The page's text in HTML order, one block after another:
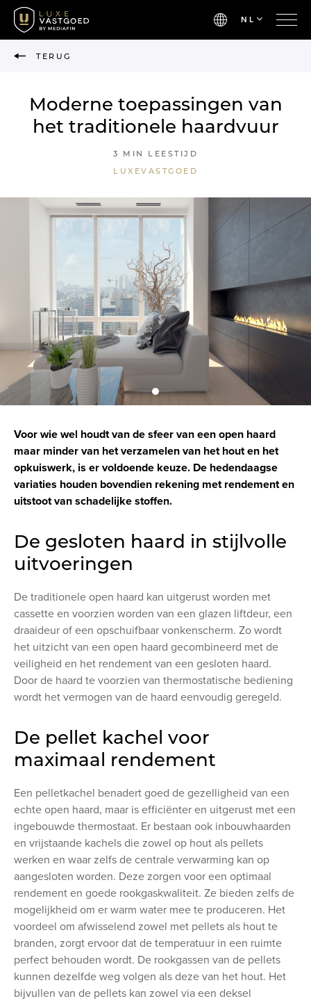
NL
TERUG
Moderne toepassingen van
het traditionele haardvuur
3 MIN LEESTIJD
LUXEVASTGOED
Voor wie wel houdt van de sfeer van een open haard
maar minder van het verzamelen van het hout en het
opkuiswerk, is er voldoende keuze. De hedendaagse
variaties houden bovendien rekening met rendement en
uitstoot van schadelijke stoffen.
De gesloten haard in stijlvolle
uitvoeringen
De traditionele open haard kan uitgerust worden met
cassette en voorzien worden van een glazen liftdeur, een
draaideur of een opschuifbaar vonkenscherm. Zo wordt
het uitzicht van een open haard gecombineerd met de
veiligheid en het rendement van een gesloten haard.
Door de haard te voorzien van thermostatische bediening
wordt het vermogen van de haard eenvoudig geregeld.
De pellet kachel voor
maximaal rendement
Een pelletkachel benadert goed de gezelligheid van een
echte open haard, maar is efficiënter en uitgerust met een
ingebouwde thermostaat. Er bestaan ook inbouwhaarden
en vrijstaande kachels die zowel op hout als pellets
werken en waar zelfs de centrale verwarming kan op
aangesloten worden. Deze zorgen voor een optimaal
rendement en goede rookgaskwaliteit. Ze bieden zelfs de
mogelijkheid om er warm water mee te produceren. Het
voordeel om afwisselend zowel met pellets als hout te
branden, zorgt ervoor dat de temperatuur in een ruimte
perfect behouden wordt. De rookgassen van de pellets
kunnen dezelfde weg volgen als deze van het hout. Het
bijvullen van de pellets kan zowel via een deksel